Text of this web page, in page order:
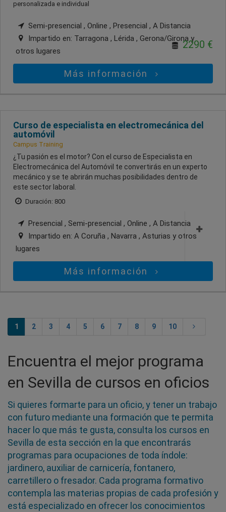
personalizada e individual
Semi-presencial , Online , Presencial , A Distancia
Impartido en: Tarragona , Lérida , Gerona/Girona y
otros lugares
2290 €
Más información
Curso de especialista en electromecánica del
automóvil
Campus Training
¿Tu pasión es el motor? Con el curso de Especialista en
Electromecánica del Automóvil te convertirás en un experto
mecánico y se te abrirán muchas posibilidades dentro de
este sector laboral.
Duración: 800
Presencial , Semi-presencial , Online , A Distancia
Impartido en: A Coruña , Navarra , Asturias y otros
lugares
Más información
1 2 3 4 5 6 7 8 9 10
Encuentra el mejor programa
en Sevilla de cursos en oficios
Si quieres formarte para un oficio, y tener un trabajo
con futuro mediante una formación que te permita
hacer lo que más te gusta, consulta los cursos en
Sevilla de esta sección en la que encontrarás
programas para ocupaciones de toda índole:
jardinero, auxiliar de carnicería, fontanero,
carretillero o fresador. Cada programa formativo
contempla las materias propias de cada profesión y
está especializado en ofrecer los conocimientos